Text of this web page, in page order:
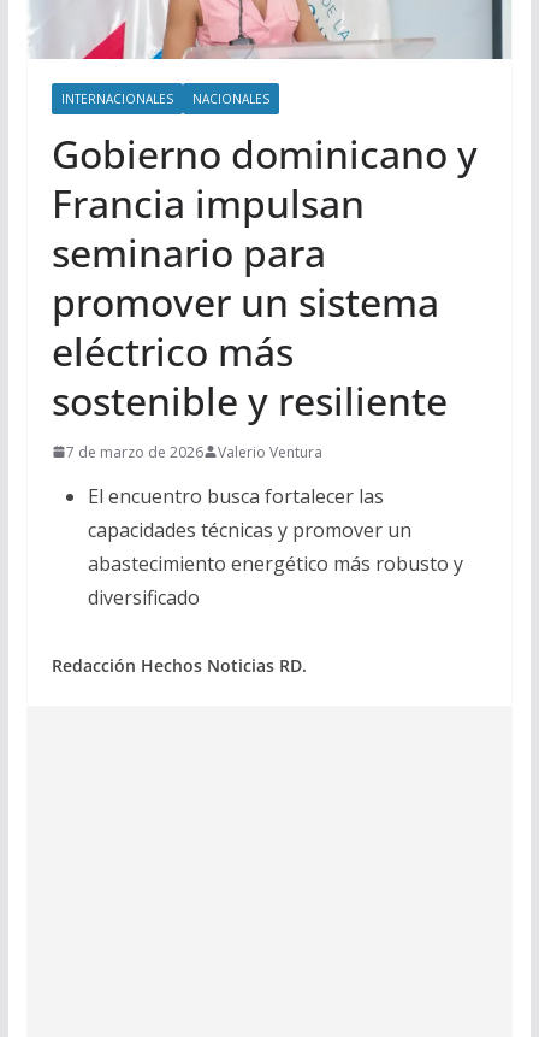
INTERNACIONALES NACIONALES
Gobierno dominicano y
Francia impulsan
seminario para
promover un sistema
eléctrico más
sostenible y resiliente
7 de marzo de 2026 Valerio Ventura
El encuentro busca fortalecer las
capacidades técnicas y promover un
abastecimiento energético más robusto y
diversificado
Redacción Hechos Noticias RD.